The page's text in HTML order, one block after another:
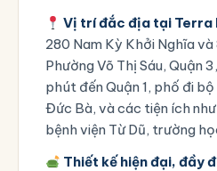
Vị trí đắc địa tại Terra
280 Nam Kỳ Khởi Nghĩa
Phường Võ Thị Sáu, Quận
phút đến Quận 1, phố đi
Đức Bà, và các tiện ích
bệnh viện Từ Dũ, trường
Thiết kế hiện đại, đầy